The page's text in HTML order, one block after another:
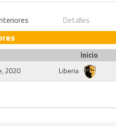
Detalles
Inicio
2020
Liberia